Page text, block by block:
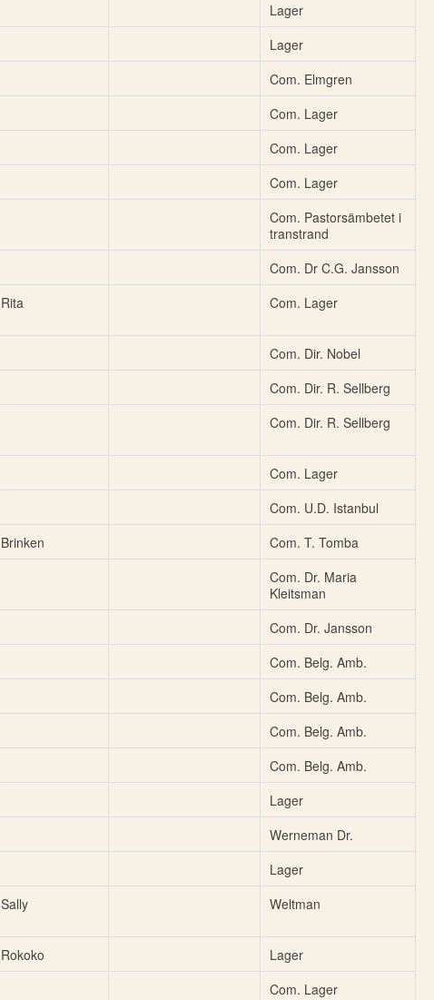
Lager
Lager
Com. Elmgren
Com. Lager
Com. Lager
Com. Lager
Com. Pastorsämbetet i
transtrand
Com. Dr C.G. Jansson
Rita Com. Lager
Com. Dir. Nobel
Com. Dir. R. Sellberg
Com. Dir. R. Sellberg
Com. Lager
Com. U.D. Istanbul
Brinken
Com. T. Tomba
Com. Dr. Maria
Kleitsman
Com. Dr. Jansson
Com. Belg. Amb.
Com. Belg. Amb.
Com. Belg. Amb.
Com. Belg. Amb.
Lager
Werneman Dr.
Lager
Sally Weltman
Rokoko
Lager
Com. Lager